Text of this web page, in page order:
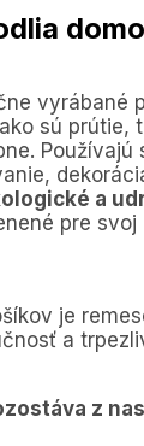
vyrábané
sú prútie,
Používajú
a
pre svoj
je
a
z